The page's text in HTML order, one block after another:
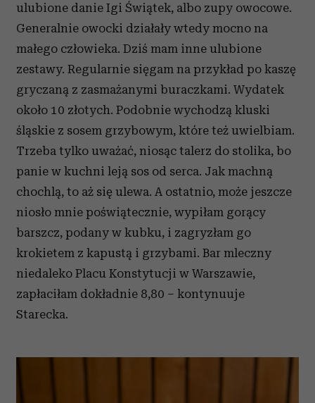
ulubione danie Igi Świątek, albo zupy owocowe.
Generalnie owocki działały wtedy mocno na
małego człowieka. Dziś mam inne ulubione
zestawy. Regularnie sięgam na przykład po kaszę
gryczaną z zasmażanymi buraczkami. Wydatek
około 10 złotych. Podobnie wychodzą kluski
śląskie z sosem grzybowym, które też uwielbiam.
Trzeba tylko uważać, niosąc talerz do stolika, bo
panie w kuchni leją sos od serca. Jak machną
chochlą, to aż się ulewa. A ostatnio, może jeszcze
niosło mnie poświątecznie, wypiłam gorący
barszcz, podany w kubku, i zagryzłam go
krokietem z kapustą i grzybami. Bar mleczny
niedaleko Placu Konstytucji w Warszawie,
zapłaciłam dokładnie 8,80 – kontynuuje
Starecka.